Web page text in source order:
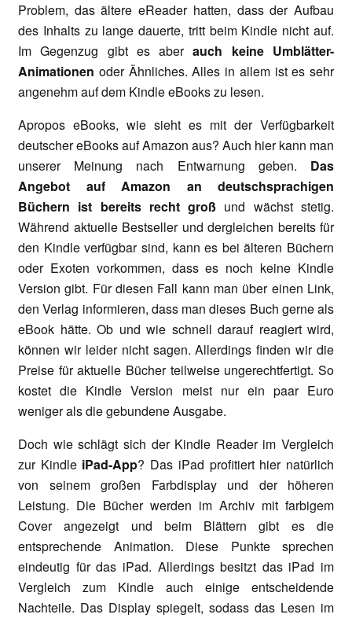
Problem, das ältere eReader hatten, dass der Aufbau
des Inhalts zu lange dauerte, tritt beim Kindle nicht auf.
Im Gegenzug gibt es aberauch keine Umblätter-
Animationen oder Ähnliches. Alles in allem ist es sehr
angenehm auf dem Kindle eBooks zu lesen.
Apropos eBooks, wie sieht es mit der Verfügbarkeit
deutscher eBooks auf Amazon aus? Auch hier kann man
unserer Meinung nach Entwarnung geben. Das
Angebot auf Amazon an deutschsprachigen
Büchern ist bereits recht groß und wächst stetig.
Während aktuelle Bestseller und dergleichen bereits für
den Kindle verfügbar sind, kann es bei älteren Büchern
oder Exoten vorkommen, dass es noch keine Kindle
Version gibt. Für diesen Fall kann man über einen Link,
den Verlag informieren, dass man dieses Buch gerne als
eBook hätte. Ob und wie schnell darauf reagiert wird,
können wir leider nicht sagen. Allerdings finden wir die
Preise für aktuelle Bücher teilweise ungerechtfertigt. So
kostet die Kindle Version meist nur ein paar Euro
weniger als die gebundene Ausgabe.
Doch wie schlägt sich der Kindle Reader im Vergleich
zur Kindle iPad-App? Das iPad profitiert hier natürlich
von seinem großen Farbdisplay und der höheren
Leistung. Die Bücher werden im Archiv mit farbigem
Cover angezeigt und beim Blättern gibt es die
entsprechende Animation. Diese Punkte sprechen
eindeutig für das iPad. Allerdings besitzt das iPad im
Vergleich zum Kindle auch einige entscheidende
Nachteile. Das Display spiegelt, sodass das Lesen im